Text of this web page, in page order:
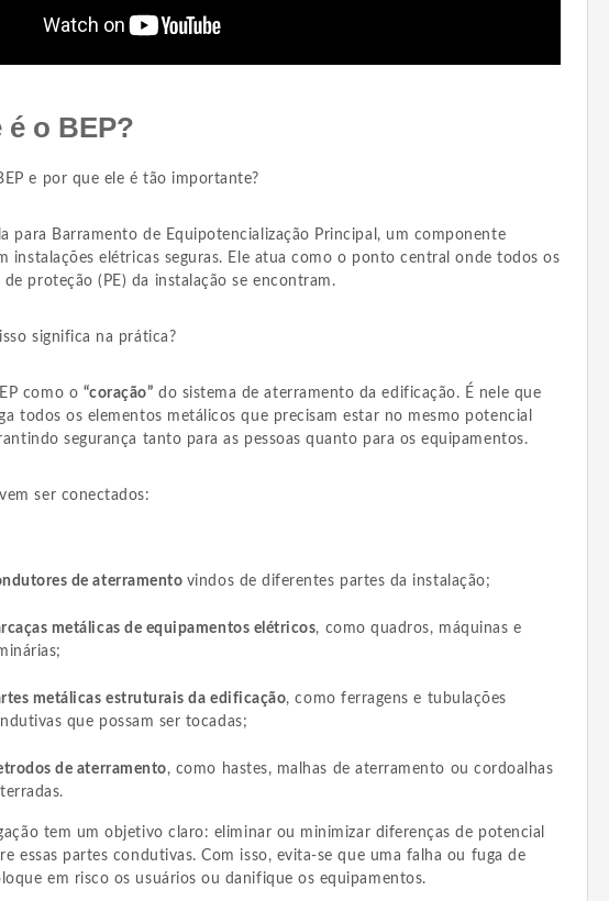
é o BEP?
e por que ele é tão importante?
para Barramento de Equipotencialização Principal, um componente
instalações elétricas seguras. Ele atua como o ponto central onde todos os
proteção (PE) da instalação se encontram.
significa na prática?
como o “coração” do sistema de aterramento da edificação. É nele que
todos os elementos metálicos que precisam estar no mesmo potencial
segurança tanto para as pessoas quanto para os equipamentos.
ser conectados:
de aterramento vindos de diferentes partes da instalação;
metálicas de equipamentos elétricos, como quadros, máquinas e
metálicas estruturais da edificação, como ferragens e tubulações
que possam ser tocadas;
de aterramento, como hastes, malhas de aterramento ou cordoalhas
tem um objetivo claro: eliminar ou minimizar diferenças de potencial
essas partes condutivas. Com isso, evita-se que uma falha ou fuga de
em risco os usuários ou danifique os equipamentos.